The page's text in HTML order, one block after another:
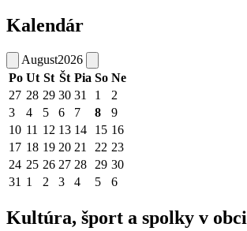
Kalendár
August2026
Po Ut St Št Pia So Ne
27 28 29 30 31 1
2
3
4 5 6 7 8
9
10 11 12 13 14 15 16
17 18 19 20 21 22 23
24 25 26 27 28 29 30
31 1 2 3 4 5 6
Kultúra, šport a spolky v obci